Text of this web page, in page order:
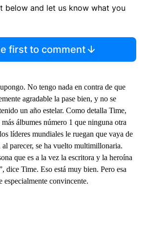
below and let us know what you
first to comment
No tengo nada en contra de que
agradable la pase bien, y no se
un año estelar. Como detalla Time,
álbumes número 1 que ninguna otra
líderes mundiales le ruegan que vaya de
al parecer, se ha vuelto multimillonaria.
que es a la vez la escritora y la heroína
dice Time. Eso está muy bien. Pero esa
especialmente convincente.